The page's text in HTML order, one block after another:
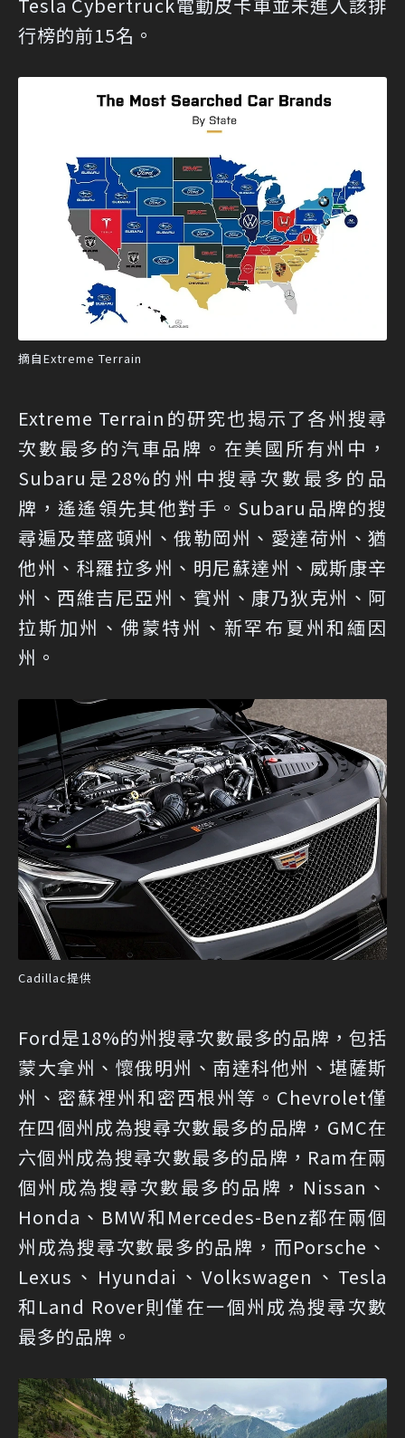
行榜的前15名。
摘自Extreme Terrain
Extreme Terrain的研究也揭示了各州搜尋
次數最多的汽車品牌。在美國所有州中，
Subaru是28%的州中搜尋次數最多的品
牌，遙遙領先其他對手。Subaru品牌的搜
尋遍及華盛頓州、俄勒岡州、愛達荷州、猶
他州、科羅拉多州、明尼蘇達州、威斯康辛
州、西維吉尼亞州、賓州、康乃狄克州、阿
拉斯加州、佛蒙特州、新罕布夏州和緬因
州。
Cadillac提供
Ford是18%的州搜尋次數最多的品牌，包括
蒙大拿州、懷俄明州、南達科他州、堪薩斯
州、密蘇裡州和密西根州等。Chevrolet僅
在四個州成為搜尋次數最多的品牌，GMC在
六個州成為搜尋次數最多的品牌，Ram在兩
個州成為搜尋次數最多的品牌，Nissan、
Honda、BMW和Mercedes-Benz都在兩個
州成為搜尋次數最多的品牌，而Porsche、
Lexus、Hyundai、Volkswagen、Tesla
和Land Rover則僅在一個州成為搜尋次數
最多的品牌。